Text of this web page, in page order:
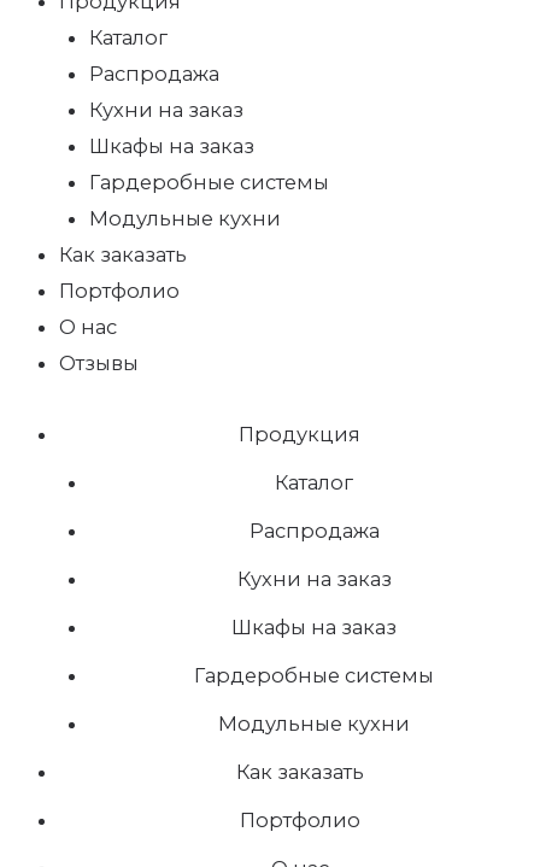
Каталог
Распродажа
Кухни на заказ
Шкафы на заказ
Гардеробные системы
Модульные кухни
Как заказать
Портфолио
О нас
Отзывы
Продукция
Каталог
Распродажа
Кухни на заказ
Шкафы на заказ
Гардеробные системы
Модульные кухни
Как заказать
Портфолио